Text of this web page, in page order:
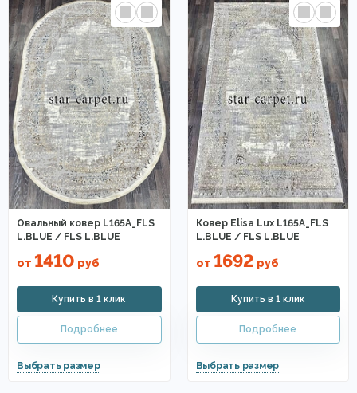
Овальный ковер L165A_FLS
L.BLUE / FLS L.BLUE
от 1410 руб
Ковер Elisa Lux L165A_FLS
L.BLUE / FLS L.BLUE
от 1692 руб